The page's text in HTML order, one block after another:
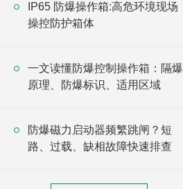
IP65 防爆操作箱:高危环境现场
操控防护箱体
一文读懂防爆控制操作箱：隔爆
原理、防爆标识、适用区域
防爆磁力启动器频繁跳闸？短
路、过载、缺相故障快速排查